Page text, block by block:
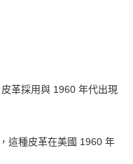
革採用與 1960 年代出現
這種皮革在美國 1960 年